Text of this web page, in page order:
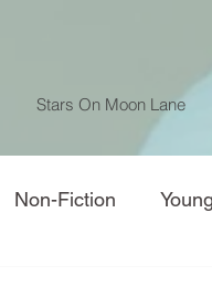
Stars On Moon Lane
Non-Fiction